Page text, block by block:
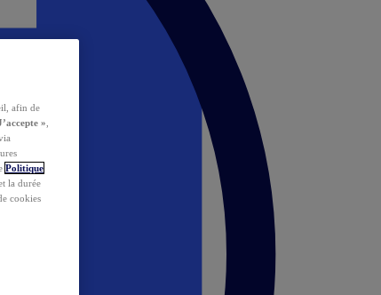
afin de
»
Politique
la durée
cookies